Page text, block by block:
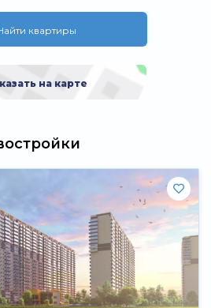
квартиры
на карте